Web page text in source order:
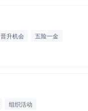
晋升机会
五险一金
组织活动